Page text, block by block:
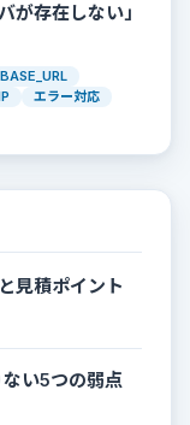
が存在しない」
エラー対応
見積ポイント
い5つの弱点